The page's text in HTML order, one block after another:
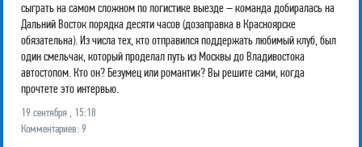
сыграть на самом сложном по логистике выезде – команда добиралась на
Дальний Восток порядка десяти часов (дозаправка в Красноярске
обязательна). Из числа тех, кто отправился поддержать любимый клуб, был
один смельчак, который проделал путь из Москвы до Владивостока
автостопом. Кто он? Безумец или романтик? Вы решите сами, когда
прочтете это интервью.
19 сентября , 15:18
Комментариев: 9